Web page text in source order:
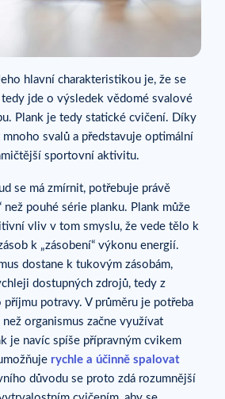
hlavní charakteristikou je, že se
jde o výsledek vědomé svalové
Plank je tedy statické cvičení. Díky
svalů a představuje optimální
sportovní aktivitu.
se má zmírnit, potřebuje právě
než pouhé série planku. Plank může
vliv v tom smyslu, že vede tělo k
k „zásobení“ výkonu energií.
dostane k tukovým zásobám,
dostupných zdrojů, tedy z
příjmu potravy. V průměru je potřeba
organismus začne využívat
je navíc spíše přípravným cvikem
rychle a účinně spalovat
důvodu se proto zdá rozumnější